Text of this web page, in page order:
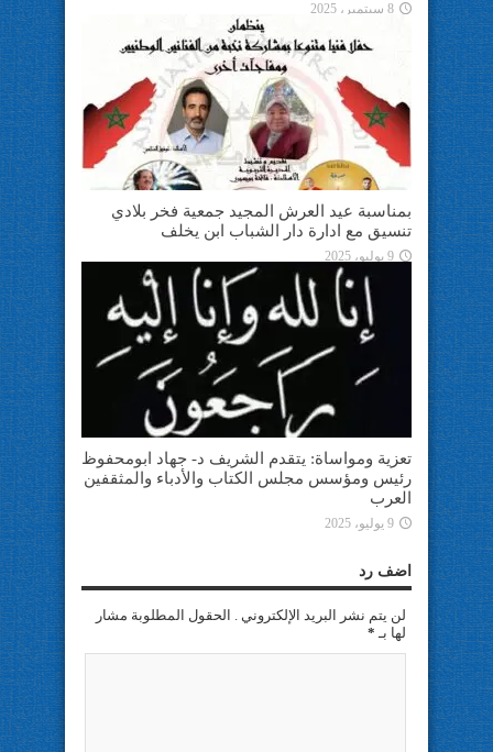
8 سبتمبر، 2025
بمناسبة عيد العرش المجيد جمعية فخر بلادي
تنسيق مع ادارة دار الشباب ابن يخلف
9 يوليو، 2025
تعزية ومواساة: يتقدم الشريف د- جهاد ابومحفوظ
رئيس ومؤسس مجلس الكتاب والأدباء والمثقفين
العرب
9 يوليو، 2025
اضف رد
لن يتم نشر البريد الإلكتروني . الحقول المطلوبة مشار
لها بـ *